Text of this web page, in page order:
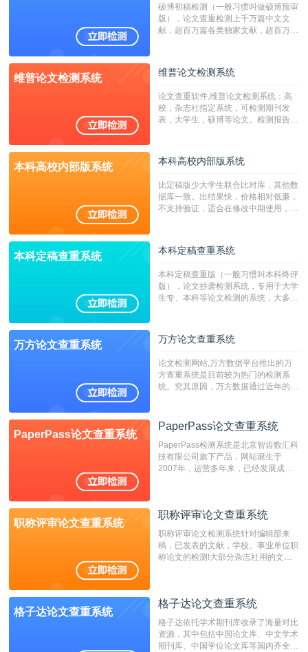
硕博初稿检测（一般习惯叫做硕博预审
版），论文查重检测上千万篇中文文
献，超百万篇各类独家文献，超百万港
校用来检测硕博论文的系统，检测范围
广，数据来源真实，检测算法合理!本
字符数30万）
维普论文检测系统 维普论文检测系统
论文查重软件,维普论文检测系统：高
校，杂志社指定系统，可检测期刊发
表，大学生，硕博等论文。检测报告支
本科高校内部版系统 本科高校内部版系统
比定稿版少大学生联合比对库，其他数
据库一致。出结果快，价格相对低廉，
不支持验证，适合在修改中期使用，定
本科定稿查重系统 本科定稿查重系统
本科定稿查重版（一般习惯叫本科终评
版），论文抄袭检测系统，专用于大学
生专、本科等论文检测的系统，大多数
万方论文查重系统 万方论文查重系统
论文检测网站,万方数据平台推出的万
方查重系统是目前较为热门的检测系
统。究其原因，万方数据通过近年的发
检测系统，其真实性和权威性无可厚
非。其次，相对于知网而言，万方检测
费用少，上手容易，是学生初次论文查
重的推荐系统。
PaperPass论文查重系统
PaperPass论文查重系统
PaperPass检测系统是北京智齿数汇科
技有限公司旗下产品，网站诞生于
2007年，运营多年来，已经发展成为
检测速度快、精度高，市场反映良好。
职称评审论文查重系统
职称评审论文查重系统
职称评审论文检测系统针对编辑部来
稿，已发表的文献，学校、事业单位职
称论文的检测!大部分杂志社用的文献
编辑部检测来稿和已发表的文献,检测
测时注意填写第一作者,才能排除已发
表文献复制比。（限制字符数1万）
格子达论文查重系统
格子达论文查重系统
格子达依托学术期刊库收录了海量对比
资源，其中包括中国论文库、中文学术
期刊库、中国学位论文库等国内齐全的